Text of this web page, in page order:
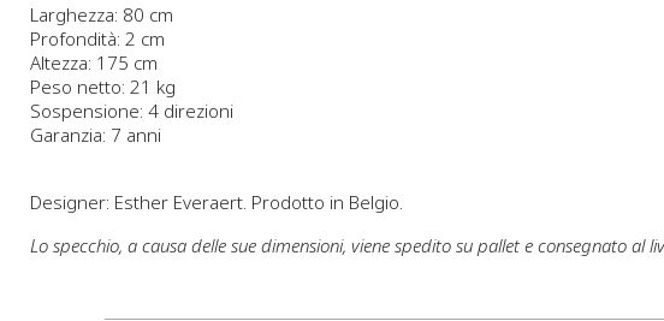
Larghezza: 80 cm
Profondità: 2 cm
Altezza: 175 cm
Peso netto: 21 kg
Sospensione: 4 direzioni
Garanzia: 7 anni
Designer: Esther Everaert. Prodotto in Belgio.
Lo specchio, a causa delle sue dimensioni, viene spedito su pallet e consegnato al